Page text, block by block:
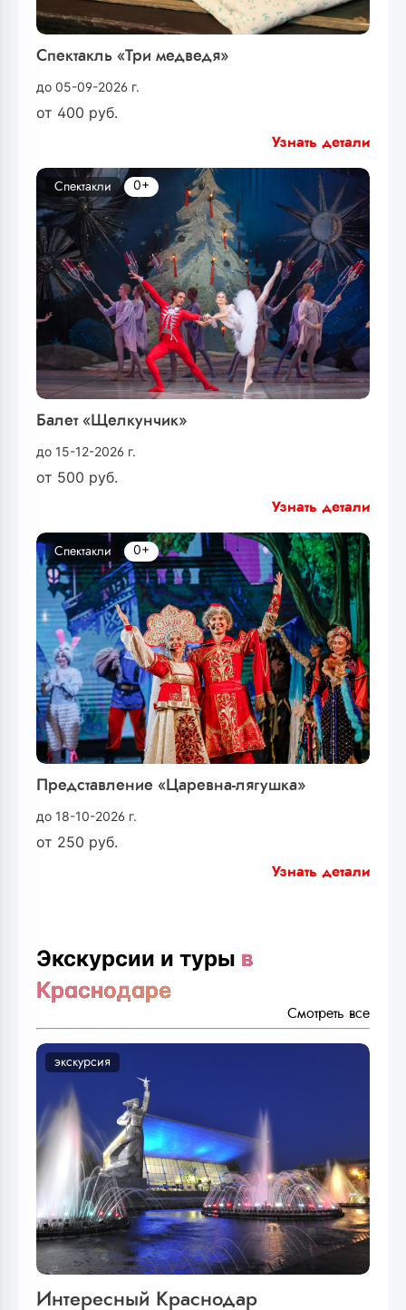
Спектакль «Три медведя»
до 05-09-2026 г.
от 400 руб.
Узнать детали
Балет «Щелкунчик»
до 15-12-2026 г.
от 500 руб.
Спектакли 0+
Узнать детали
Представление «Царевна-лягушка»
до 18-10-2026 г.
от 250 руб.
Спектакли 0+
Узнать детали
Экскурсии и туры в
Краснодаре
Смотреть все
экскурсия
Интересный Краснодар